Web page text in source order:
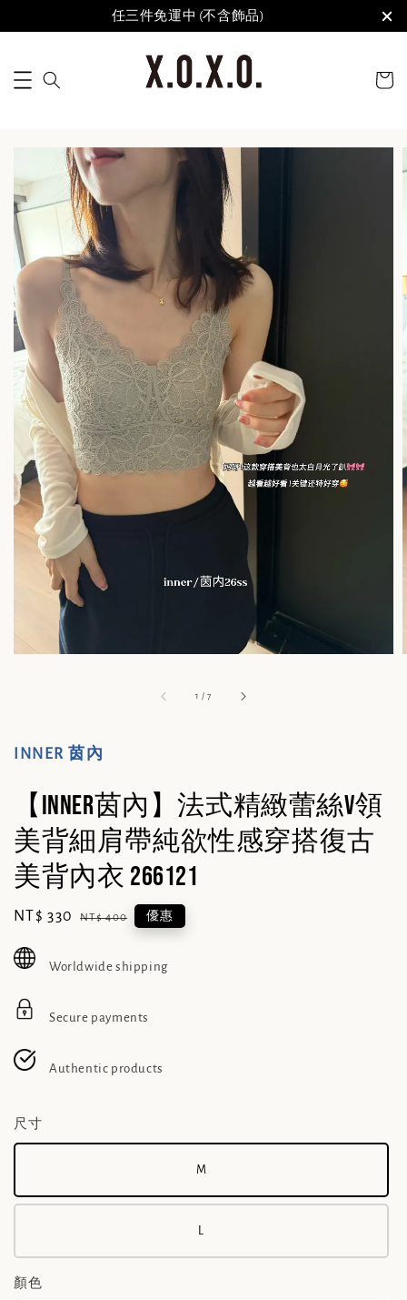
任三件免運中 (不含飾品)
1 /7
INNER 茵內
【INNER茵內】法式精緻蕾絲V領
美背細肩帶純欲性感穿搭復古
美背內衣 266121
Sale
NT$ 330 Regular
NT$ 400 優惠
Worldwide shipping
Secure payments
Authentic products
尺寸
M
L
顏色